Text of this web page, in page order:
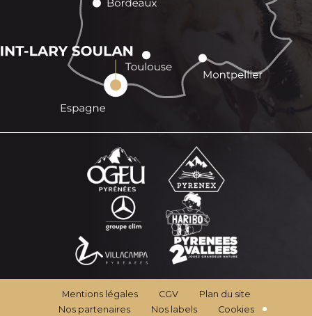
Mentions légales CGV
Plan du site
Nos partenaires
Nos labels Cookies